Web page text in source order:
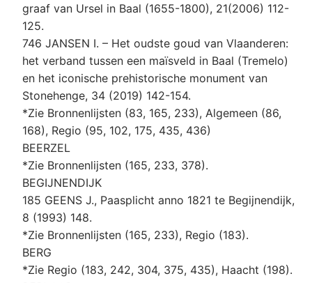
graaf van Ursel in Baal (1655-1800), 21(2006) 112-
125.
746 JANSEN I. – Het oudste goud van Vlaanderen:
het verband tussen een maïsveld in Baal (Tremelo)
en het iconische prehistorische monument van
Stonehenge, 34 (2019) 142-154.
*Zie Bronnenlijsten (83, 165, 233), Algemeen (86,
168), Regio (95, 102, 175, 435, 436)
BEERZEL
*Zie Bronnenlijsten (165, 233, 378).
BEGIJNENDIJK
185 GEENS J., Paasplicht anno 1821 te Begijnendijk,
8 (1993) 148.
*Zie Bronnenlijsten (165, 233), Regio (183).
BERG
*Zie Regio (183, 242, 304, 375, 435), Haacht (198).